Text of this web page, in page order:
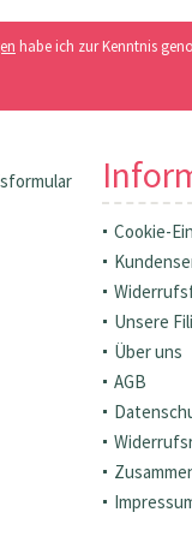
habe ich zur Kenntnis
Cookie-
Unsere
Über uns
AGB